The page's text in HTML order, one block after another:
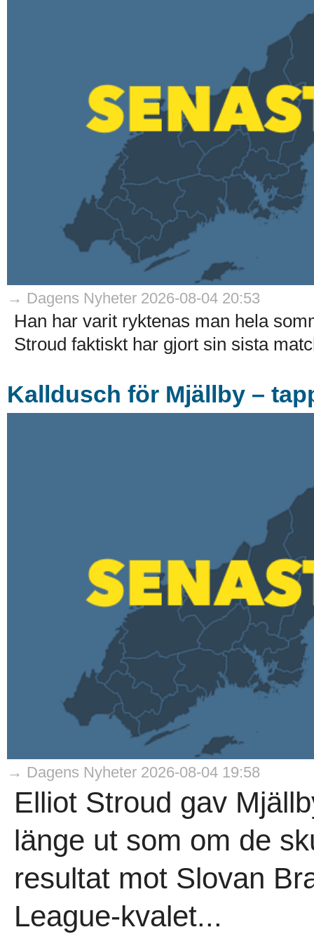
→ Dagens Nyheter 2026-08-04 20:53
Han har varit ryktenas man hela
Stroud faktiskt har gjort sin sista
Kalldusch för Mjällby –
→ Dagens Nyheter 2026-08-04 19:58
Elliot Stroud gav
länge ut som om de
resultat mot Slovan
League-kvalet...